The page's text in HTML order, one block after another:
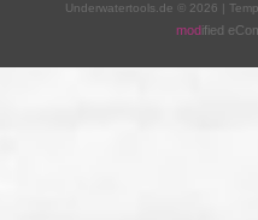
Underwatertools.de © 2026 |
modified